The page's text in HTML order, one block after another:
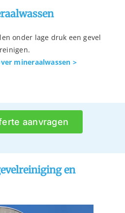
onder lage druk een gevel
reinigen.
mineraalwassen >
aanvragen
en